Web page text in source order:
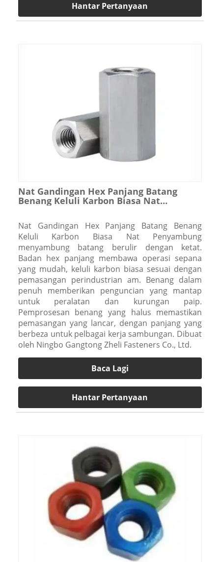
Hantar Pertanyaan
Nat Gandingan Hex Panjang Batang
Benang Keluli Karbon Biasa Nat
Nat Gandingan Hex Panjang Batang Benang
Keluli Karbon Biasa Nat Penyambung
menyambung batang berulir dengan ketat.
Badan hex panjang membawa operasi sepana
yang mudah, keluli karbon biasa sesuai dengan
pemasangan perindustrian am. Benang dalam
penuh memberikan penguncian yang mantap
untuk peralatan dan kurungan paip.
Pemprosesan benang yang halus memastikan
pemasangan yang lancar, dengan panjang yang
berbeza untuk pelbagai kerja sambungan. Dibuat
oleh Ningbo Gangtong Zheli Fasteners Co., Ltd.
Baca Lagi
Hantar Pertanyaan